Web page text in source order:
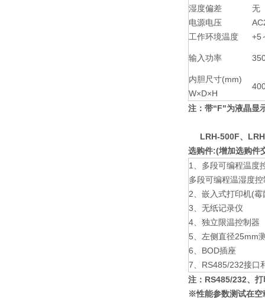
湿度偏差
无
电源电压
工作环境温度
+5
输入功率
内胆尺寸(mm)
W×D×H
注：带“F"为液晶显
LRH-500F、
选购件:(增加选购件
1、多段可编程温度
多段可编程温湿度
2、嵌入式打印机(霉
3、无纸记录仪
4、独立限温控制器
5、左侧直径25mm
6、BOD插座
7、RS485/232接口
注：RS485/232、
※性能参数测试在